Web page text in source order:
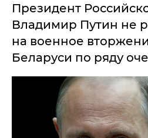
​Президент
Владимир Путин не
на военное
Беларуси по ряду